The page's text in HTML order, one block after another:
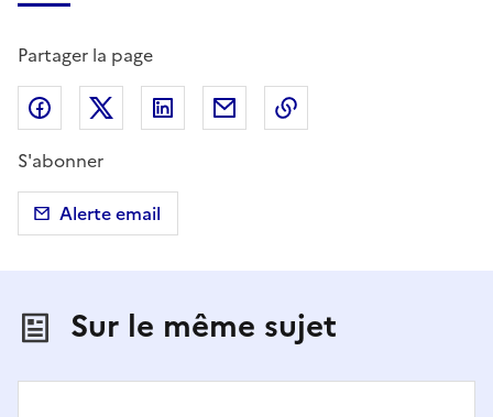
Partager la page
Partager sur Facebook
Partager sur X (anciennement Twitter)
Partager sur LinkedIn
Partager par email
S'abonner
Alerte email
Sur le même sujet